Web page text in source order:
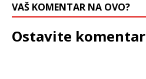
VAŠ KOMENTAR NA OVO?
Ostavite komentar